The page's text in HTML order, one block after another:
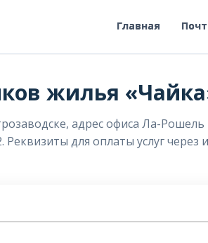
Главная
жилья
адрес офиса Ла-Рошель
Реквизиты для оплаты услуг